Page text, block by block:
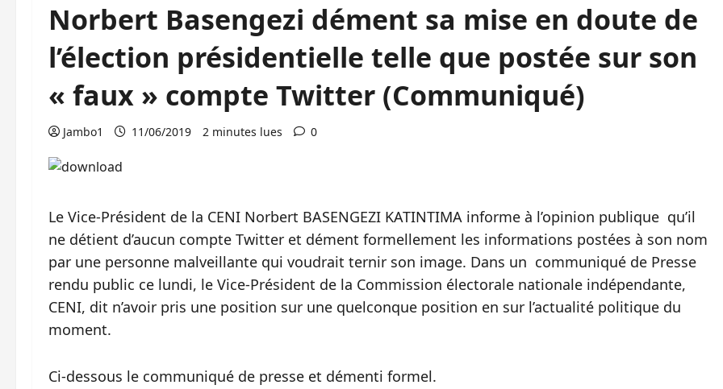
Norbert Basengezi dément sa mise en doute de
l’élection présidentielle telle que postée sur son
« faux » compte Twitter (Communiqué)
Jambo1 11/06/2019 2 minutes lues 0
Le Vice-Président de la CENI Norbert BASENGEZI KATINTIMA informe à l’opinion publique qu’il
ne détient d’aucun compte Twitter et dément formellement les informations postées à son nom
par une personne malveillante qui voudrait ternir son image. Dans un communiqué de Presse
rendu public ce lundi, le Vice-Président de la Commission électorale nationale indépendante,
CENI, dit n’avoir pris une position sur une quelconque position en sur l’actualité politique du
moment.
Ci-dessous le communiqué de presse et démenti formel.